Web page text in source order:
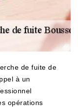
de fuite de
à un
opérations